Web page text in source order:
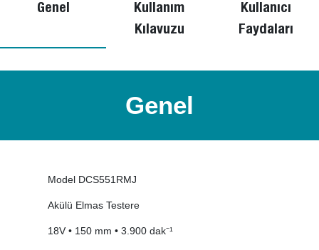
Genel
Kullanım
Kılavuzu
Kullanıcı
Faydaları
Genel
Model DCS551RMJ
Akülü Elmas Testere
18V • 150 mm • 3.900 dak⁻¹